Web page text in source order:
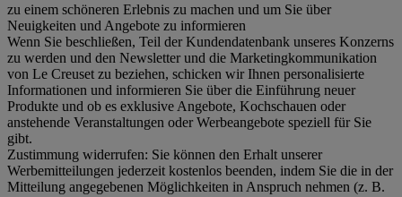
zu einem schöneren Erlebnis zu machen und um Sie über
Neuigkeiten und Angebote zu informieren
Wenn Sie beschließen, Teil der Kundendatenbank unseres Konzerns
zu werden und den Newsletter und die Marketingkommunikation
von Le Creuset zu beziehen, schicken wir Ihnen personalisierte
Informationen und informieren Sie über die Einführung neuer
Produkte und ob es exklusive Angebote, Kochschauen oder
anstehende Veranstaltungen oder Werbeangebote speziell für Sie
gibt.
Zustimmung widerrufen: Sie können den Erhalt unserer
Werbemitteilungen jederzeit kostenlos beenden, indem Sie die in der
Mitteilung angegebenen Möglichkeiten in Anspruch nehmen (z. B.